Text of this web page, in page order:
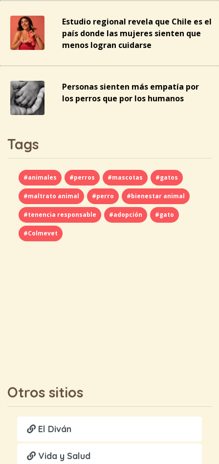
Estudio regional revela que Chile es el
país donde las mujeres sienten que
menos logran cuidarse
Personas sienten más empatía por
los perros que por los humanos
Tags
#animales #perros #mascotas #gatos
#maltrato animal #perro #bienestar animal
#tenencia responsable #adopción #gato
#Colmevet
Otros sitios
El Diván
Vida y Salud